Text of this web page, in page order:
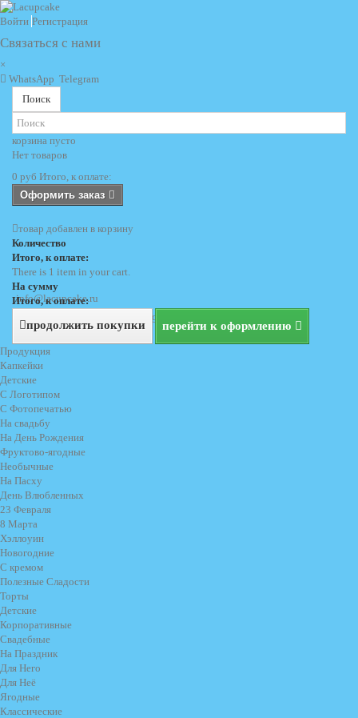
Войти Регистрация
info@lacupcake.ru
+7 (495) 729 69 62
+7 (903) 729 69 62
Связаться с нами
×
WhatsApp Telegram
Поиск
корзина пусто
Нет товаров
0 руб Итого, к оплате:
Оформить заказ
товар добавлен в корзину
Количество
Итого, к оплате:
There is 1 item in your cart.
На сумму
Итого, к оплате:
продолжить покупки перейти к оформлению
Продукция
Капкейки
Детские
С Логотипом
С Фотопечатью
На свадьбу
На День Рождения
Фруктово-ягодные
Необычные
На Пасху
День Влюбленных
23 Февраля
8 Марта
Хэллоуин
Новогодние
С кремом
Полезные Сладости
Торты
Детские
Корпоративные
Свадебные
На Праздник
Для Него
Для Неё
Ягодные
Классические